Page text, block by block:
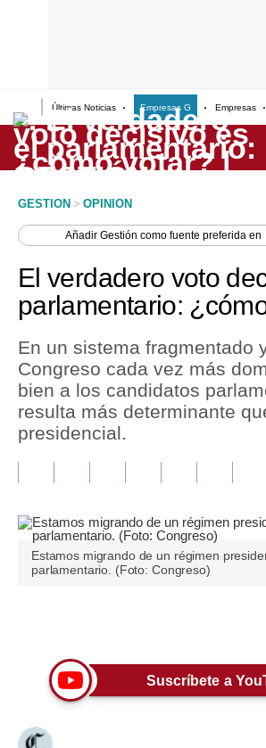
Últimas Noticias Empresas G Empresas
Lo último
Peru Quiosco
Economía
Perú
Política
Tu Dinero
Plus G
Opinión
Blogs
GESTION > OPINION
AñadirGestión como fuente preferida en
El verdadero voto
parlamentario:
En un sistema fragmentado
Congreso cada vez más
bien a los candidatos
resulta más determinante
presidencial.
Estamos migrando de un régimen
parlamentario. (Foto: Congreso)
Suscríbete a